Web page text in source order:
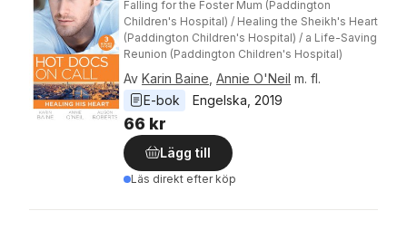
Falling for the Foster Mum (Paddington
Children's Hospital) / Healing the Sheikh's Heart
(Paddington Children's Hospital) / a Life-Saving
Reunion (Paddington Children's Hospital)
Av Karin Baine Annie O'Neil m. fl.
E-bok
Engelska 2019
66 kr
Lägg till
Läs direkt efter köp